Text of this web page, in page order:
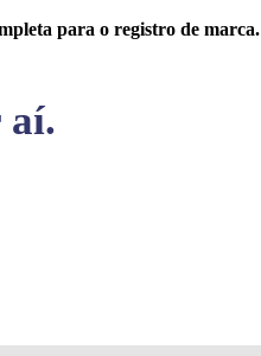
para o registro de marca.
aí.